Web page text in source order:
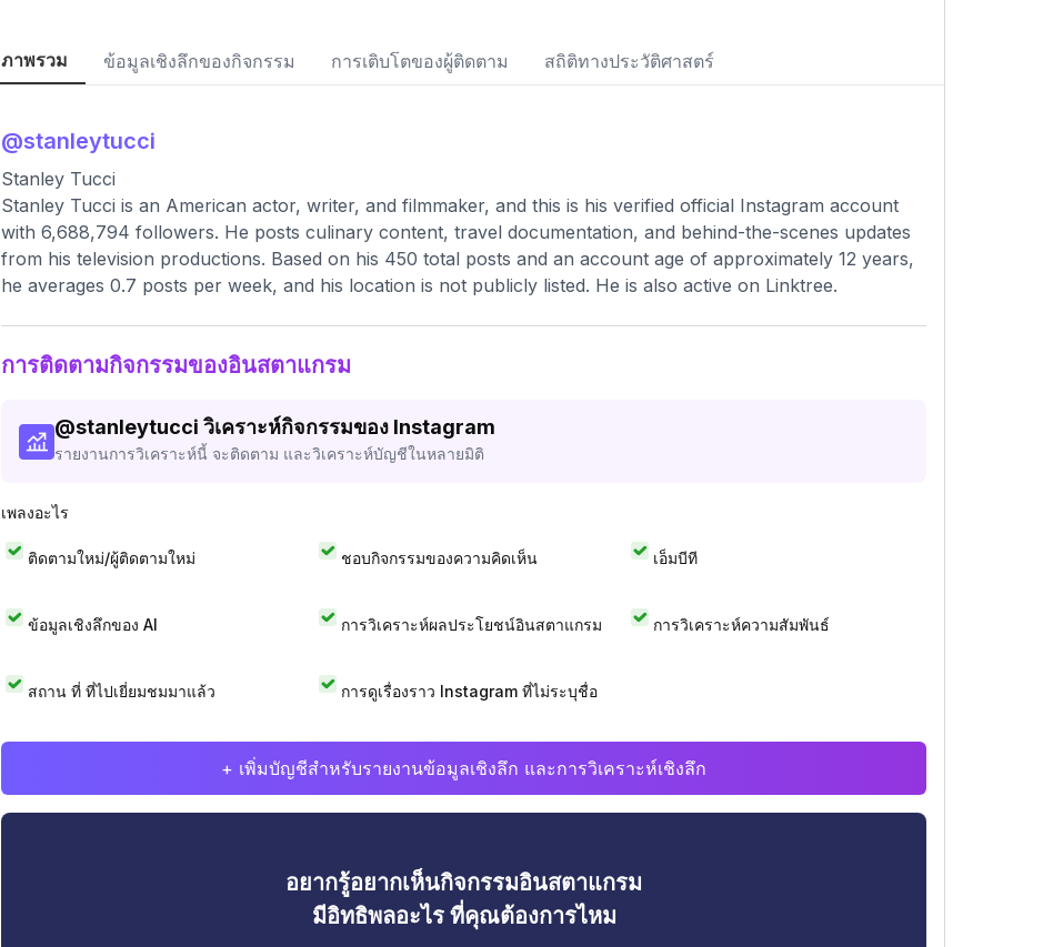
ภาพรวม ข้อมูลเชิงลึกของกิจกรรม การเติบโตของผู้ติดตาม สถิติทางประวัติศาสตร์
@stanleytucci
Stanley Tucci
Stanley Tucci is an American actor, writer, and filmmaker, and this is his verified official Instagram account
with 6,688,794 followers. He posts culinary content, travel documentation, and behind-the-scenes updates
from his television productions. Based on his 450 total posts and an account age of approximately 12 years,
he averages 0.7 posts per week, and his location is not publicly listed. He is also active on Linktree.
การติดตามกิจกรรมของอินสตาแกรม
@stanleytucci วิเคราะห์กิจกรรมของ Instagram
รายงานการวิเคราะห์นี้ จะติดตาม และวิเคราะห์บัญชีในหลายมิติ
เพลงอะไร
ติดตามใหม่/ผู้ติดตามใหม่ ชอบกิจกรรมของความคิดเห็น เอ็มบีที
ข้อมูลเชิงลึกของ AI การวิเคราะห์ผลประโยชน์อินสตาแกรม การวิเคราะห์ความสัมพันธ์
สถาน ที่ ที่ไปเยี่ยมชมมาแล้ว การดูเรื่องราว Instagram ที่ไม่ระบุชื่อ
+ เพิ่มบัญชีสำหรับรายงานข้อมูลเชิงลึก และการวิเคราะห์เชิงลึก
อยากรู้อยากเห็นกิจกรรมอินสตาแกรม
มีอิทธิพลอะไร ที่คุณต้องการไหม